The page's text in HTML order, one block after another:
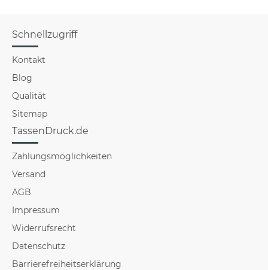
Schnellzugriff
Kontakt
Blog
Qualität
Sitemap
TassenDruck.de
Zahlungsmöglichkeiten
Versand
AGB
Impressum
Widerrufsrecht
Datenschutz
Barrierefreiheitserklärung